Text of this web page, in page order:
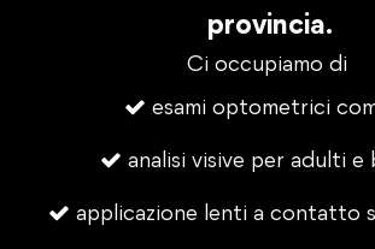
provincia.
Ci occupiamo di
esami optometrici
analisi visive per adulti e
applicazione lenti a contatto